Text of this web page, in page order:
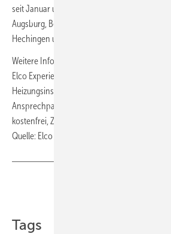
seit Januar und werden ganzjährig
Augsburg, Berlin, Düsseldorf, Frankfurt am
Hechingen und Nürnberg.
Weitere Informationen zu Terminen,
Elco Experience finden Fachpartner und
Heizungsinstallateure auf der
Ansprechpartner im Vertrieb. Fachseminare
kostenfrei, Zertifizierungen werden
Quelle: Elco / ml
Tags